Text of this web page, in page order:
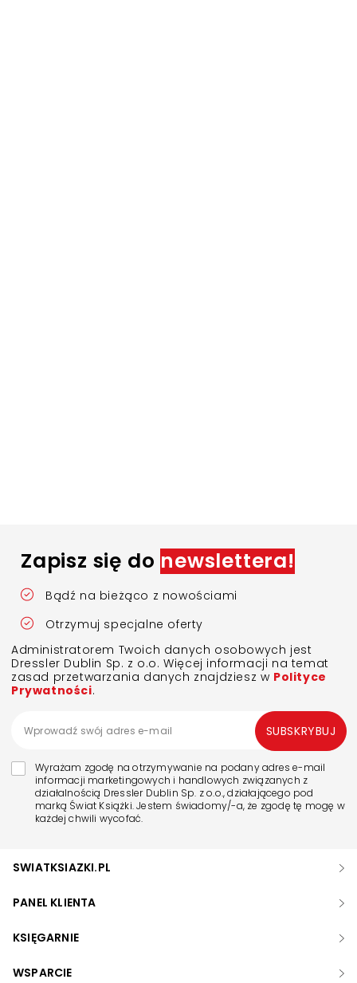
Zapisz się do newslettera!
Bądź na bieżąco z nowościami
Otrzymuj specjalne oferty
Administratorem Twoich danych osobowych jest
Dressler Dublin Sp. z o.o. Więcej informacji na temat
zasad przetwarzania danych znajdziesz w Polityce
Prywatności.
Wyrażam zgodę na otrzymywanie na podany adres e-mail
informacji marketingowych i handlowych związanych z
działalnością Dressler Dublin Sp. z o.o., działającego pod
marką Świat Książki. Jestem świadomy/-a, że zgodę tę mogę w
każdej chwili wycofać.
SUBSKRYBUJ
SWIATKSIAZKI.PL
PANEL KLIENTA
KSIĘGARNIE
WSPARCIE